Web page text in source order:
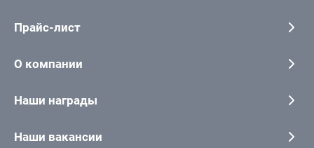
Прайс-лист
О компании
Наши награды
Наши вакансии